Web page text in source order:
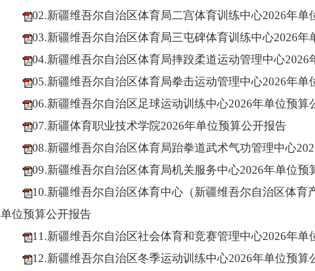
02.新疆维吾尔自治区体育局二宫体育训练中心2026年单
03.新疆维吾尔自治区体育局三屯碑体育训练中心2026年
04.新疆维吾尔自治区体育局摔跤柔道运动管理中心2026
05.新疆维吾尔自治区体育局拳击运动管理中心2026年单
06.新疆维吾尔自治区足球运动训练中心2026年单位预算
07.新疆体育职业技术学院2026年单位预算公开报告
08.新疆维吾尔自治区体育局跆拳道武术气功管理中心
09.新疆维吾尔自治区体育局机关服务中心2026年单位预
10.新疆维吾尔自治区体育中心（新疆维吾尔自治区体育
单位预算公开报告
11.新疆维吾尔自治区社会体育和竞赛管理中心2026年单
12.新疆维吾尔自治区冬季运动训练中心2026年单位预算